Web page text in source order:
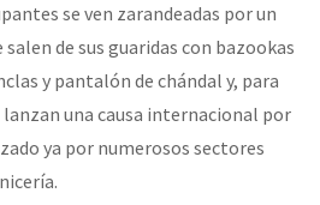
se ven zarandeadas por un
de sus guaridas con bazookas
y pantalón de chándal y, para
una causa internacional por
ya por numerosos sectores